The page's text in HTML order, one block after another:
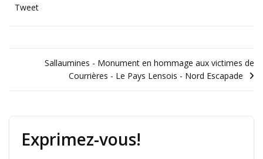
Tweet
Sallaumines - Monument en hommage aux victimes de
Courrières - Le Pays Lensois - Nord Escapade
Exprimez-vous!